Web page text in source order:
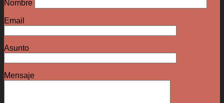
Nombre
Email
Asunto
Mensaje